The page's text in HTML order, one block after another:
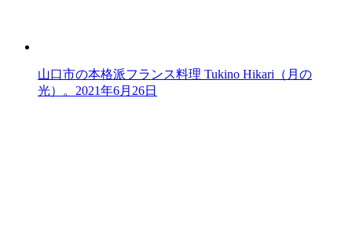
山口市の本格派フランス料理 Tukino Hikari（月の
光）。 2021年6月26日